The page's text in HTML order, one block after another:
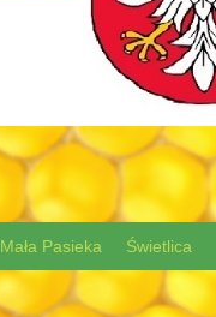
Mała Pasieka Świetlica